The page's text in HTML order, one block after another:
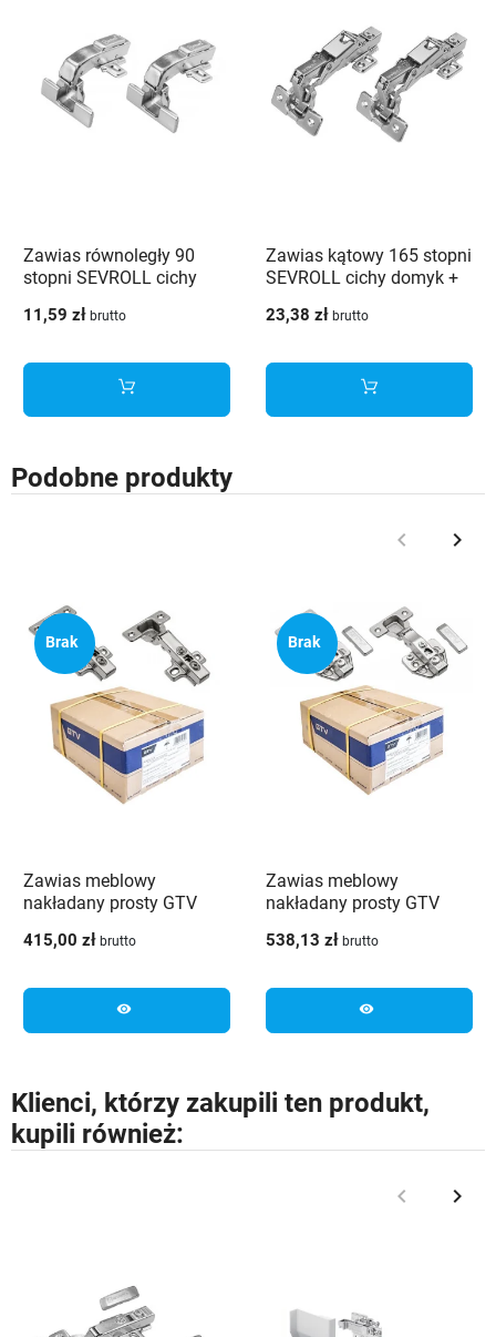
Zawias równoległy 90
stopni SEVROLL cichy
szt.
11,59 zł brutto
Zawias kątowy 165 stopni
SEVROLL cichy domyk +
szt.
23,38 zł brutto
Podobne produkty
Poprzedni
keyboard_arrow_left keyboard_arrow_right
Brak
Zawias meblowy
nakładany prosty GTV
100 szt.
415,00 zł brutto
visibility
Brak
Zawias meblowy
nakładany prosty GTV
mimośrodowa 3D +
538,13 zł brutto
visibility
Klienci, którzy zakupili ten produkt,
kupili również:
Poprzedni
keyboard_arrow_left keyboard_arrow_right